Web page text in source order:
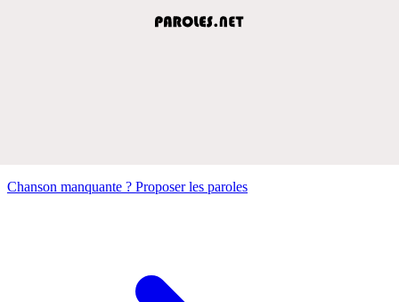
Chanson manquante ? Proposer les paroles